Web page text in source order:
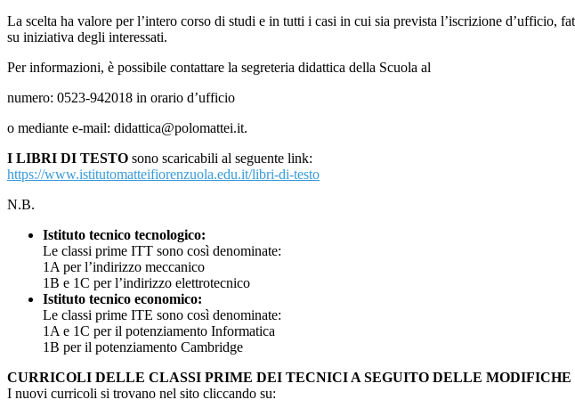
La scelta ha valore per l’intero corso di studi e in tutti i casi in cui sia prevista l’iscrizione d’ufficio,
su iniziativa degli interessati.
Per informazioni, è possibile contattare la segreteria didattica della Scuola al
numero: 0523-942018 in orario d’ufficio
o mediante e-mail: didattica@polomattei.it.
I LIBRI DI TESTO sono scaricabili al seguente link:
https://www.istitutomatteifiorenzuola.edu.it/libri-di-testo
N.B.
Istituto tecnico tecnologico:
Le classi prime ITT sono così denominate:
1A per l’indirizzo meccanico
1B e 1C per l’indirizzo elettrotecnico
Istituto tecnico economico:
Le classi prime ITE sono così denominate:
1A e 1C per il potenziamento Informatica
1B per il potenziamento Cambridge
CURRICOLI DELLE CLASSI PRIME DEI TECNICI A SEGUITO DELLE
I nuovi curricoli si trovano nel sito cliccando su: